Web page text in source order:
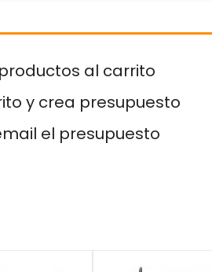
al carrito
y crea presupuesto
el presupuesto